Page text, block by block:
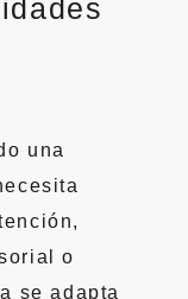
una
o
se adapta